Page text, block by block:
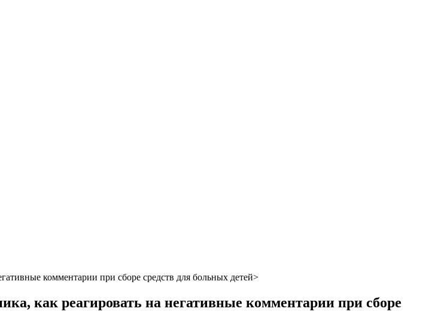
комментарии при сборе средств для больных детей>
как реагировать на негативные комментарии при сборе